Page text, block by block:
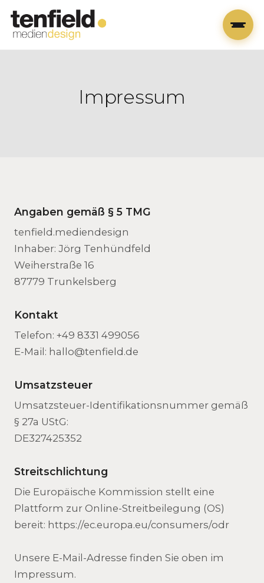
Impressum
Angaben gemäß § 5 TMG
tenfield.mediendesign
Inhaber: Jörg Tenhündfeld
Weiherstraße 16
87779 Trunkelsberg
Kontakt
Telefon: +49 8331 499056
E-Mail: hallo@tenfield.de
Umsatzsteuer
Umsatzsteuer-Identifikationsnummer gemäß
§ 27a UStG:
DE327425352
Streitschlichtung
Die Europäische Kommission stellt eine
Plattform zur Online-Streitbeilegung (OS)
bereit: https://ec.europa.eu/consumers/odr
Unsere E-Mail-Adresse finden Sie oben im
Impressum.